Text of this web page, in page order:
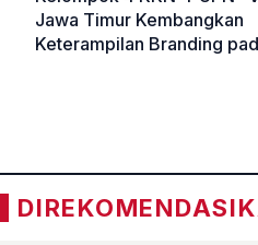
Jawa Timur Kembangkan
Keterampilan Branding